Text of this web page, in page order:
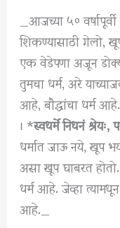
_आजच्या ५०
शिकण्यासाठी गेलो,
एक वेडेपणा अजून
तुमचा धर्म, अरे
आहे, बौद्धांचा धर्म
। *स्वधर्मे निधनं
धर्मात जाऊ नये, खूप
असा खूप घाबरत
धर्म आहे. जेव्हा
आहे._